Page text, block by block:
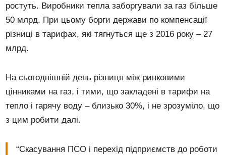
ростуть. Виробники тепла заборгували за газ більше
50 млрд. При цьому борги держави по компенсації
різниці в тарифах, які тягнуться ще з 2016 року – 27
млрд.
На сьогоднішній день різниця між ринковими
цінниками на газ, і тими, що закладені в тарифи на
тепло і гарячу воду – близько 30%, і не зрозуміло, що
з цим робити далі.
“Скасування ПСО і перехід підприємств до роботи